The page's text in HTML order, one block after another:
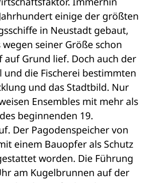
einige der größten
in Neustadt gebaut,
seiner Größe schon
auf Grund lief. Doch auch der
und die Fischerei bestimmten
und das Stadtbild. Nur
Ensembles mit mehr als
beginnenden 19.
Der Pagodenspeicher von
einem Bauopfer als Schutz
worden. Die Führung
am Kugelbrunnen auf der